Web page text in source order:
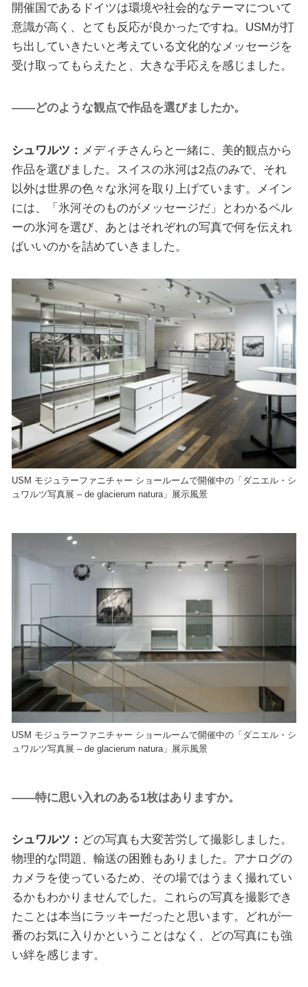
開催国であるドイツは環境や社会的なテーマについて
意識が高く、とても反応が良かったですね。USMが打
ち出していきたいと考えている文化的なメッセージを
受け取ってもらえたと、大きな手応えを感じました。
——どのような観点で作品を選びましたか。
シュワルツ： メディチさんらと一緒に、美的観点から
作品を選びました。スイスの氷河は2点のみで、それ
以外は世界の色々な氷河を取り上げています。メイン
には、「氷河そのものがメッセージだ」とわかるペル
ーの氷河を選び、あとはそれぞれの写真で何を伝えれ
ばいいのかを詰めていきました。
USM モジュラーファニチャー ショールームで開催中の「ダニエル・シ
ュワルツ写真展 – de glacierum natura」展示風景
USM モジュラーファニチャー ショールームで開催中の「ダニエル・シ
ュワルツ写真展 – de glacierum natura」展示風景
——特に思い入れのある1枚はありますか。
シュワルツ： どの写真も大変苦労して撮影しました。
物理的な問題、輸送の困難もありました。アナログの
カメラを使っているため、その場ではうまく撮れてい
るかもわかりませんでした。これらの写真を撮影でき
たことは本当にラッキーだったと思います。どれが一
番のお気に入りかということはなく、どの写真にも強
い絆を感じます。